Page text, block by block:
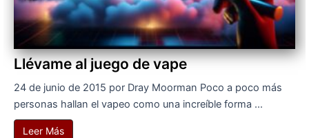
Llévame al juego de vape
24 de junio de 2015 por Dray Moorman Poco a poco más
personas hallan el vapeo como una increíble forma ...
Leer Más